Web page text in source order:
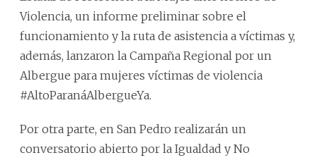
Violencia, un informe preliminar sobre el
funcionamiento y la ruta de asistencia a víctimas y,
además, lanzaron la Campaña Regional por un
Albergue para mujeres víctimas de violencia
#AltoParanáAlbergueYa.
Por otra parte, en San Pedro realizarán un
conversatorio abierto por la Igualdad y No